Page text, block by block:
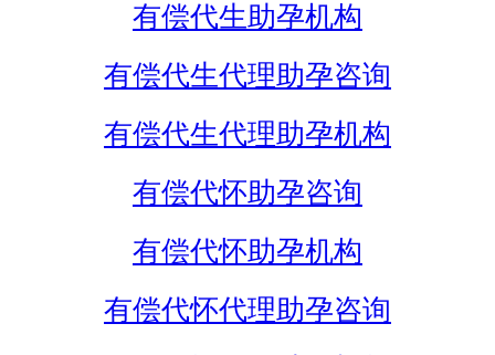
有偿代生助孕机构
有偿代生代理助孕咨询
有偿代生代理助孕机构
有偿代怀助孕咨询
有偿代怀助孕机构
有偿代怀代理助孕咨询